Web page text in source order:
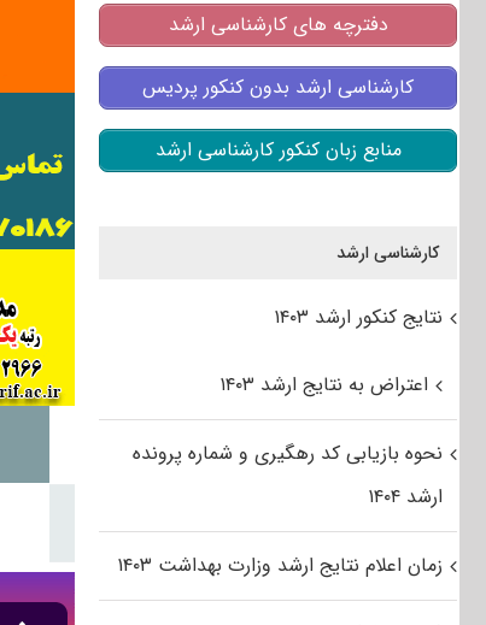
دفترچه های کارشناسی ارشد
کارشناسی ارشد بدون کنکور پردیس
منابع زبان کنکور کارشناسی ارشد
کارشناسی ارشد
نتایج کنکور ارشد ۱۴۰۳
اعتراض به نتایج ارشد ۱۴۰۳
نحوه بازیابی کد رهگیری و شماره پرونده
ارشد ۱۴۰۴
زمان اعلام نتایج ارشد وزارت بهداشت ۱۴۰۳